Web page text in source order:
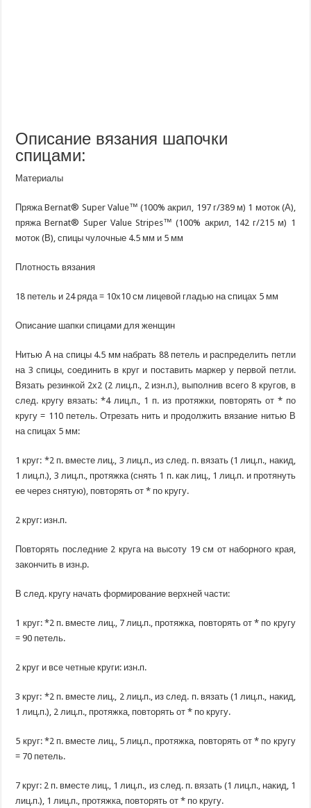
Описание вязания шапочки
спицами:
Материалы
Пряжа Bernat® Super Value™ (100% акрил, 197 г/389 м) 1 моток (А),
пряжа Bernat® Super Value Stripes™ (100% акрил, 142 г/215 м) 1
моток (В), спицы чулочные 4.5 мм и 5 мм
Плотность вязания
18 петель и 24 ряда = 10х10 см лицевой гладью на спицах 5 мм
Описание шапки спицами для женщин
Нитью А на спицы 4.5 мм набрать 88 петель и распределить петли
на 3 спицы, соединить в круг и поставить маркер у первой петли.
Вязать резинкой 2х2 (2 лиц.п., 2 изн.п.), выполнив всего 8 кругов, в
след. кругу вязать: *4 лиц.п., 1 п. из протяжки, повторять от * по
кругу = 110 петель. Отрезать нить и продолжить вязание нитью В
на спицах 5 мм:
1 круг: *2 п. вместе лиц., 3 лиц.п., из след. п. вязать (1 лиц.п., накид,
1 лиц.п.), 3 лиц.п., протяжка (снять 1 п. как лиц., 1 лиц.п. и протянуть
ее через снятую), повторять от * по кругу.
2 круг: изн.п.
Повторять последние 2 круга на высоту 19 см от наборного края,
закончить в изн.р.
В след. кругу начать формирование верхней части:
1 круг: *2 п. вместе лиц., 7 лиц.п., протяжка, повторять от * по кругу
= 90 петель.
2 круг и все четные круги: изн.п.
3 круг: *2 п. вместе лиц., 2 лиц.п., из след. п. вязать (1 лиц.п., накид,
1 лиц.п.), 2 лиц.п., протяжка, повторять от * по кругу.
5 круг: *2 п. вместе лиц., 5 лиц.п., протяжка, повторять от * по кругу
= 70 петель.
7 круг: 2 п. вместе лиц., 1 лиц.п., из след. п. вязать (1 лиц.п., накид, 1
лиц.п.), 1 лиц.п., протяжка, повторять от * по кругу.